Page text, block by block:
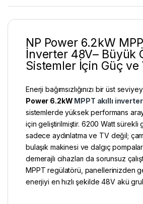
NP Power 6.2kW
İnverter 48V– Büyük
Sistemler İçin Güç ve
Enerji bağımsızlığınızı bir üst
Power 6.2kW MPPT akıllı
sistemlerde yüksek performans
için geliştirilmiştir. 6200 Watt sürekli
sadece aydınlatma ve TV değil;
bulaşık makinesi ve dalgıç
demerajlı cihazları da sorunsuz
MPPT regülatörü, panellerinizden
enerjiyi en hızlı şekilde 48V akü